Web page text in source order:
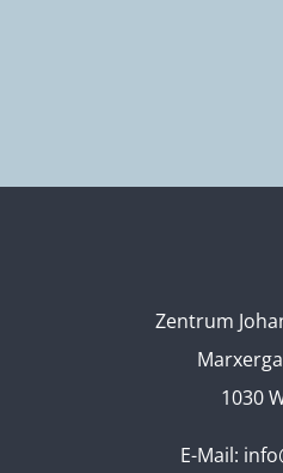
Zentrum
1030
E-Mail: